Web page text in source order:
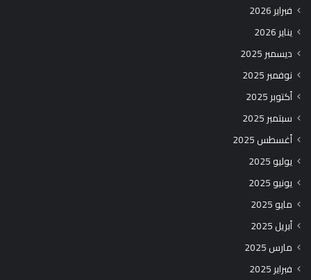
فبراير 2026
يناير 2026
ديسمبر 2025
نوفمبر 2025
أكتوبر 2025
سبتمبر 2025
أغسطس 2025
يوليو 2025
يونيو 2025
مايو 2025
أبريل 2025
مارس 2025
فبراير 2025